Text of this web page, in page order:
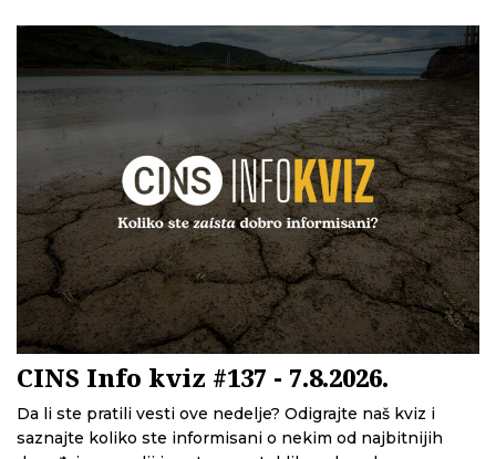
CINS Info kviz #137 - 7.8.2026.
Da li ste pratili vesti ove nedelje? Odigrajte naš kviz i
saznajte koliko ste informisani o nekim od najbitnijih